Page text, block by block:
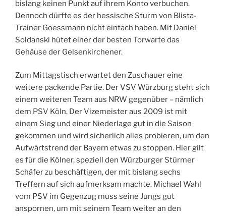
bislang keinen Punkt auf ihrem Konto verbuchen.
Dennoch dürfte es der hessische Sturm von Blista-
Trainer Goessmann nicht einfach haben. Mit Daniel
Soldanski hütet einer der besten Torwarte das
Gehäuse der Gelsenkirchener.
Zum Mittagstisch erwartet den Zuschauer eine
weitere packende Partie. Der VSV Würzburg steht sich
einem weiteren Team aus NRW gegenüber – nämlich
dem PSV Köln. Der Vizemeister aus 2009 ist mit
einem Sieg und einer Niederlage gut in die Saison
gekommen und wird sicherlich alles probieren, um den
Aufwärtstrend der Bayern etwas zu stoppen. Hier gilt
es für die Kölner, speziell den Würzburger Stürmer
Schäfer zu beschäftigen, der mit bislang sechs
Treffern auf sich aufmerksam machte. Michael Wahl
vom PSV im Gegenzug muss seine Jungs gut
anspornen, um mit seinem Team weiter an den